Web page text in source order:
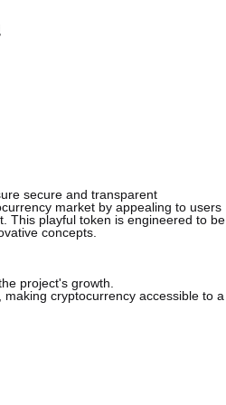
secure and transparent
market by appealing to users
This playful token is engineered to be
concepts.
project's growth.
cryptocurrency accessible to a